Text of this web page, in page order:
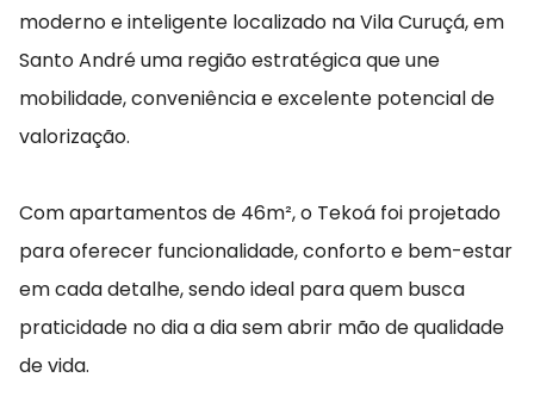
moderno e inteligente localizado na Vila Curuçá, em
Santo André uma região estratégica que une
mobilidade, conveniência e excelente potencial de
valorização.
Com apartamentos de 46m², o Tekoá foi projetado
para oferecer funcionalidade, conforto e bem-estar
em cada detalhe, sendo ideal para quem busca
praticidade no dia a dia sem abrir mão de qualidade
de vida.